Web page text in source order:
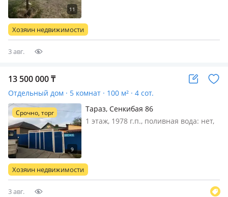
Без ремонта. Центральный
водопровод, газ, электричест…
Хозяин недвижимости
3 авг.
13 500 000₸
Отдельный дом · 5 комнат · 100 м² · 4 сот.
Срочно, торг
Тараз, Сенкибая 86
1 этаж, 1978 г.п., поливная вода: нет,
Хозяин недвижимости
3 авг.